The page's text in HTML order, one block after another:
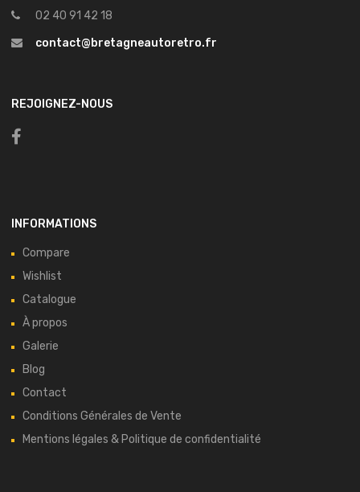
02 40 91 42 18
contact@bretagneautoretro.fr
REJOIGNEZ-NOUS
INFORMATIONS
Compare
Wishlist
Catalogue
À propos
Galerie
Blog
Contact
Conditions Générales de Vente
Mentions légales & Politique de confidentialité